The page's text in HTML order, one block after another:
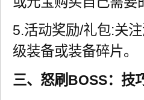
5.活动奖励/礼包:关
级装备或装备碎片。
三、怒刷BOSS：技